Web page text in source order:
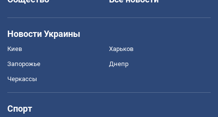
Новости Украины
Киев Харьков
Запорожье Днепр
Черкассы
Спорт